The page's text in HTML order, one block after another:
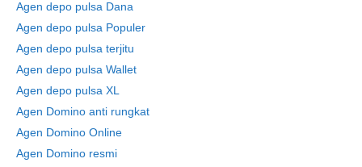
Agen depo pulsa Dana
Agen depo pulsa Populer
Agen depo pulsa terjitu
Agen depo pulsa Wallet
Agen depo pulsa XL
Agen Domino anti rungkat
Agen Domino Online
Agen Domino resmi